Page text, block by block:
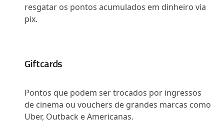
resgatar os pontos acumulados em dinheiro via
pix.
Giftcards
Pontos que podem ser trocados por ingressos
de cinema ou vouchers de grandes marcas como
Uber, Outback e Americanas.